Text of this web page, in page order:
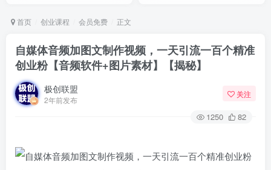
首页 创业课程 会员免费 正文
自媒体音频加图文制作视频，一天引流一百个精准
创业粉【音频软件+图片素材】【揭秘】
极创联盟
2年前发布
关注
1250 82